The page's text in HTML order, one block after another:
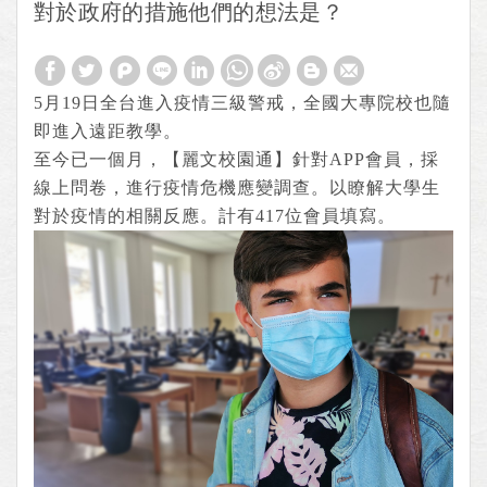
對於政府的措施他們的想法是？
5月19日全台進入疫情三級警戒，全國大專院校也隨
即進入遠距教學。
至今已一個月，【麗文校園通】針對APP會員，採
線上問卷，進行疫情危機應變調查。以瞭解大學生
對於疫情的相關反應。計有417位會員填寫。